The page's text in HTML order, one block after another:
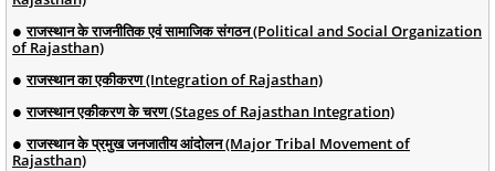
राजस्थान के राजनीतिक एवं सामाजिक संगठन (Political and Social Organization
of Rajasthan)
राजस्थान का एकीकरण (Integration of Rajasthan)
राजस्थान एकीकरण के चरण (Stages of Rajasthan Integration)
राजस्थान के प्रमुख जनजातीय आंदोलन (Major Tribal Movement of
Rajasthan)